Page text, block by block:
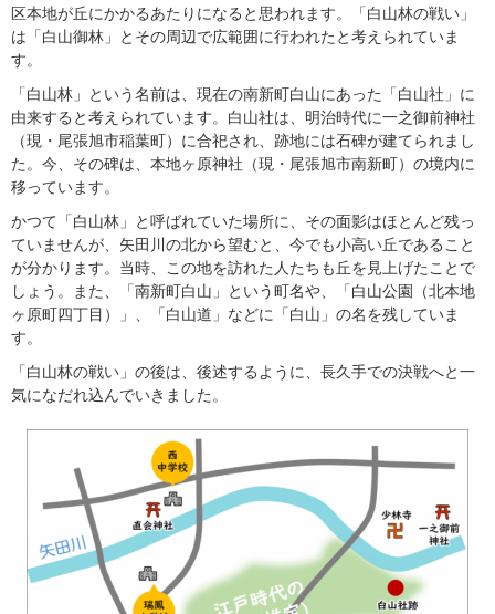
区本地が丘にかかるあたりになると思われます。「白山林の戦い」
は「白山御林」とその周辺で広範囲に行われたと考えられていま
す。
「白山林」という名前は、現在の南新町白山にあった「白山社」に
由来すると考えられています。白山社は、明治時代に一之御前神社
（現・尾張旭市稲葉町）に合祀され、跡地には石碑が建てられまし
た。今、その碑は、本地ヶ原神社（現・尾張旭市南新町）の境内に
移っています。
かつて「白山林」と呼ばれていた場所に、その面影はほとんど残っ
ていませんが、矢田川の北から望むと、今でも小高い丘であること
が分かります。当時、この地を訪れた人たちも丘を見上げたことで
しょう。また、「南新町白山」という町名や、「白山公園（北本地
ヶ原町四丁目）」、「白山道」などに「白山」の名を残していま
す。
「白山林の戦い」の後は、後述するように、長久手での決戦へと一
気になだれ込んでいきました。